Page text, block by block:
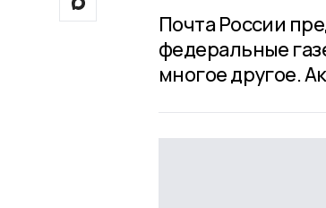
Почта России
федеральные
многое другое.